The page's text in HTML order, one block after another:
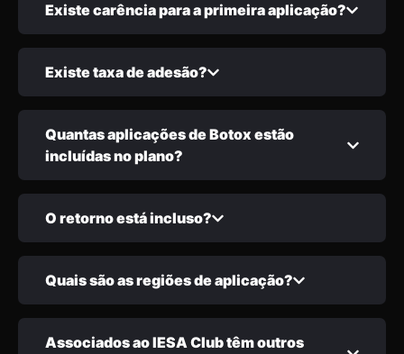
Existe carência para a primeira aplicação?
Existe taxa de adesão?
Quantas aplicações de Botox estão
incluídas no plano?
O retorno está incluso?
Quais são as regiões de aplicação?
Associados ao IESA Club têm outros